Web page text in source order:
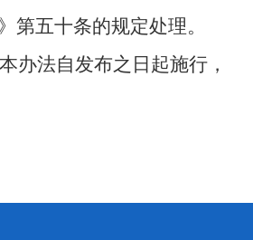
第五十条的规定处理。
本办法自发布之日起施行，